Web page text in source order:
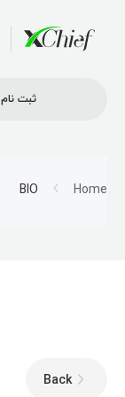
ثبت نام
Home
BIO
Back